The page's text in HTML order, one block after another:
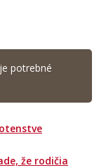
potrebné
že rodičia